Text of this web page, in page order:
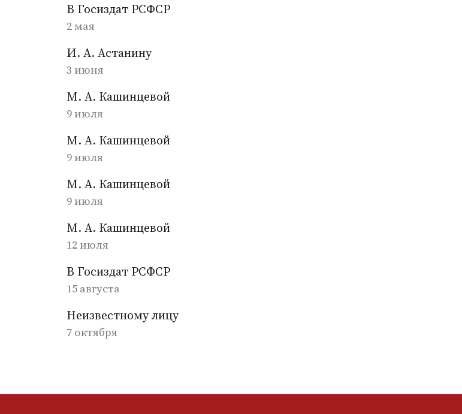
В Госиздат РСФСР
2 мая
И. А. Астанину
3 июня
М. А. Кашинцевой
9 июля
М. А. Кашинцевой
9 июля
М. А. Кашинцевой
9 июля
М. А. Кашинцевой
12 июля
В Госиздат РСФСР
15 августа
Неизвестному лицу
7 октября